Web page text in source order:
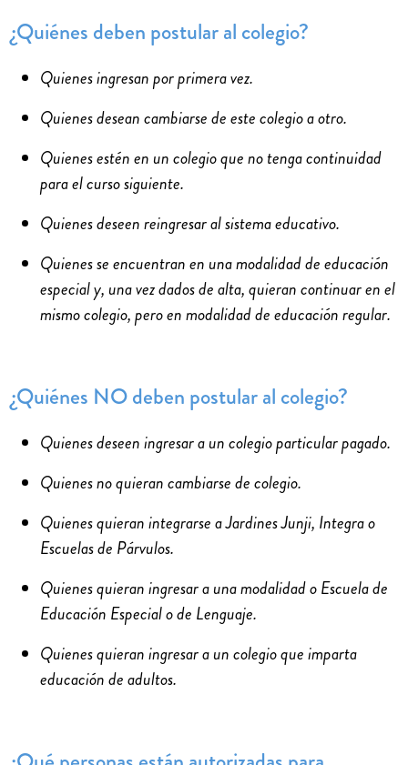
¿Quiénes deben postular al colegio?
Quienes ingresan por primera vez.
Quienes desean cambiarse de este colegio a otro.
Quienes estén en un colegio que no tenga continuidad
para el curso siguiente.
Quienes deseen reingresar al sistema educativo.
Quienes se encuentran en una modalidad de educación
especial y, una vez dados de alta, quieran continuar en el
mismo colegio, pero en modalidad de educación regular.
¿Quiénes NO deben postular al colegio?
Quienes deseen ingresar a un colegio particular pagado.
Quienes no quieran cambiarse de colegio.
Quienes quieran integrarse a Jardines Junji, Integra o
Escuelas de Párvulos.
Quienes quieran ingresar a una modalidad o Escuela de
Educación Especial o de Lenguaje.
Quienes quieran ingresar a un colegio que imparta
educación de adultos.